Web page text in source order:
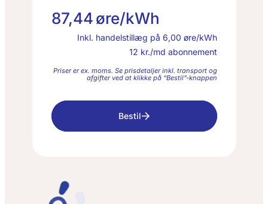
87,44øre/kWh
Inkl. handelstillæg på 6,00 øre/kWh
12 kr./md abonnement
Priser er ex. moms. Se prisdetaljer inkl. transport og
afgifter ved at klikke på “Bestil”-knappen
Bestil